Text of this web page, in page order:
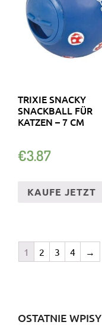
TRIXIE SNACKY
SNACKBALL FÜR
KATZEN – 7 CM
€3.87
KAUFE JETZT
1 2 3 4 →
OSTATNIE WPISY